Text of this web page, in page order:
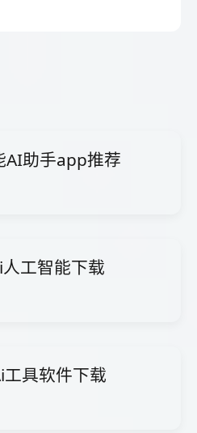
AI助手app推荐
工智能下载
具软件下载